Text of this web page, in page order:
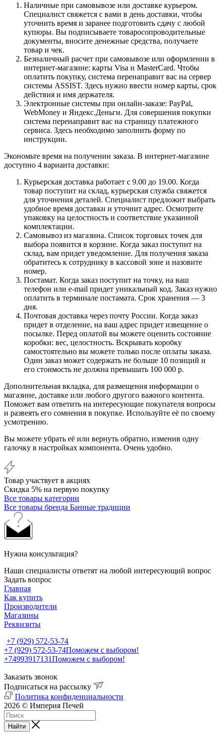
Наличные при самовывозе или доставке курьером.
Специалист свяжется с вами в день доставки, чтобы
уточнить время и заранее подготовить сдачу с любой
купюры. Вы подписываете товаросопроводительные
документы, вносите денежные средства, получаете
товар и чек.
Безналичный расчет при самовывозе или оформлении в
интернет-магазине: карты Visa и MasterCard. Чтобы
оплатить покупку, система перенаправит вас на сервер
системы ASSIST. Здесь нужно ввести номер карты, срок
действия и имя держателя.
Электронные системы при онлайн-заказе: PayPal,
WebMoney и Яндекс.Деньги. Для совершения покупки
система перенаправит вас на страницу платежного
сервиса. Здесь необходимо заполнить форму по
инструкции.
Экономьте время на получении заказа. В интернет-магазине
доступно 4 варианта доставки:
Курьерская доставка работает с 9.00 до 19.00. Когда
товар поступит на склад, курьерская служба свяжется
для уточнения деталей. Специалист предложит выбрать
удобное время доставки и уточнит адрес. Осмотрите
упаковку на целостность и соответствие указанной
комплектации.
Самовывоз из магазина. Список торговых точек для
выбора появится в корзине. Когда заказ поступит на
склад, вам придет уведомление. Для получения заказа
обратитесь к сотруднику в кассовой зоне и назовите
номер.
Постамат. Когда заказ поступит на точку, на ваш
телефон или e-mail придет уникальный код. Заказ нужно
оплатить в терминале постамата. Срок хранения — 3
дня.
Почтовая доставка через почту России. Когда заказ
придет в отделение, на ваш адрес придет извещение о
посылке. Перед оплатой вы можете оценить состояние
коробки: вес, целостность. Вскрывать коробку
самостоятельно вы можете только после оплаты заказа.
Один заказ может содержать не больше 10 позиций и
его стоимость не должна превышать 100 000 р.
Дополнительная вкладка, для размещения информации о
магазине, доставке или любого другого важного контента.
Поможет вам ответить на интересующие покупателя вопросы
и развеять его сомнения в покупке. Используйте её по своему
усмотрению.
Вы можете убрать её или вернуть обратно, изменив одну
галочку в настройках компонента. Очень удобно.
Товар участвует в акциях
Скидка 5% на первую покупку
Все товары категории
Все товары бренда Банные традиции
Нужна консультация?
Наши специалисты ответят на любой интересующий вопрос
Задать вопрос
Главная
Как купить
Производители
Магазины
Реквизиты
+7 (929) 572-53-74
+7 (929) 572-53-74Поможем с выбором!
+74993917131Поможем с выбором!
Заказать звонок
Подписаться на рассылку
Политика конфиденциальности
2026 © Империя Печей
Найти